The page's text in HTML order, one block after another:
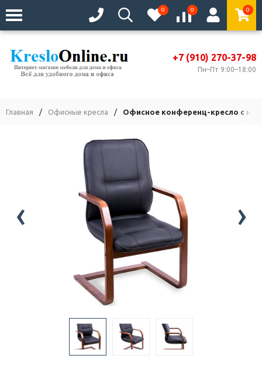
0 0 0
+7 (910) 270-37-98
Пн–Пт 9:00–18:00
Главная / Офисные кресла / Офисное конференц-кресло с
‹ ›